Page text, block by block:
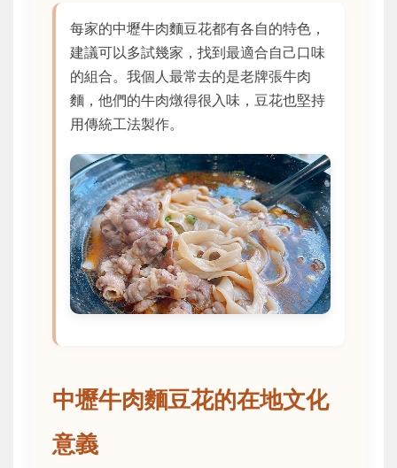
每家的中壢牛肉麵豆花都有各自的特色，
建議可以多試幾家，找到最適合自己口味
的組合。我個人最常去的是老牌張牛肉
麵，他們的牛肉燉得很入味，豆花也堅持
用傳統工法製作。
中壢牛肉麵豆花的在地文化
意義